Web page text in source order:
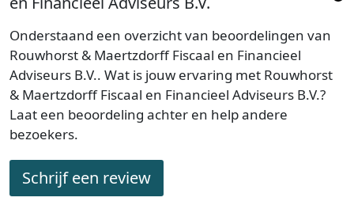
Onderstaand een overzicht van beoordelingen van
Rouwhorst & Maertzdorff Fiscaal en Financieel
Adviseurs B.V.. Wat is jouw ervaring met Rouwhorst
& Maertzdorff Fiscaal en Financieel Adviseurs B.V.?
Laat een beoordeling achter en help andere
bezoekers.
Schrijf een review